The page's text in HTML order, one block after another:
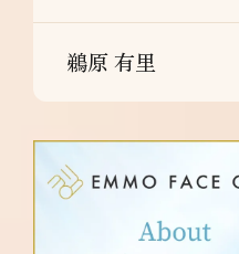
鵜原 有里